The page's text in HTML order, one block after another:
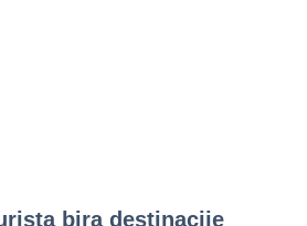
bira destinacije